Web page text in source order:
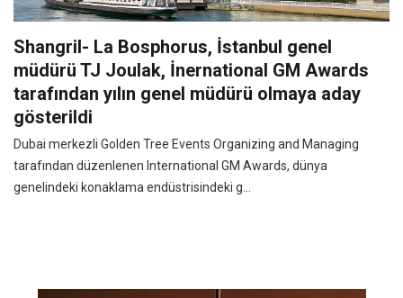
Shangril- La Bosphorus, İstanbul genel
müdürü TJ Joulak, İnernational GM Awards
tarafından yılın genel müdürü olmaya aday
gösterildi
Dubai merkezli Golden Tree Events Organizing and Managing
tarafından düzenlenen International GM Awards, dünya
genelindeki konaklama endüstrisindeki g...